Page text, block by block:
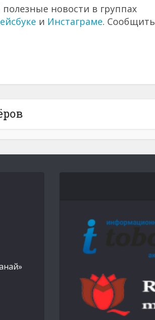
новости в группах
и Инстаграме. Сообщить